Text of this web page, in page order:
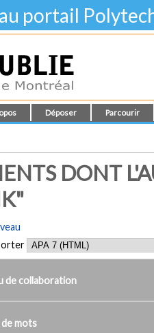
portail
Déposer Parcourir
DONT
de collaboration
de mots